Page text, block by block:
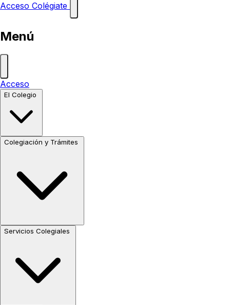
Acceso Colégiate
Menú
Acceso
El Colegio
Colegiación y Trámites
Servicios Colegiales